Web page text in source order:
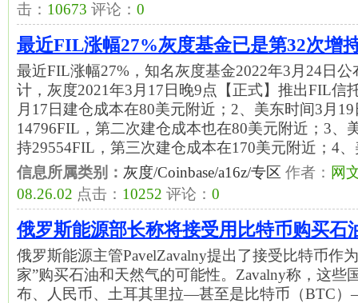
击： 10673 评论： 0
最近FIL涨幅27%灰度基金已是第32次增
最近FIL涨幅27%，知名灰度基金2022年3月24日
计，灰度2021年3月17日晚9点【正式】推出FIL信
月17日建仓成本在80美元附近；2、美东时间3月
14796FIL，第二次建仓成本也在80美元附近；3、
持29554FIL，第三次建仓成本在170美元附近；4
信息所属类别： 灰度/Coinbase/a16z/专区 作者： 网
08.26.02 点击： 10252 评论： 0
俄罗斯能源部长称将接受用比特币购买石
俄罗斯能源主管PavelZavalny提出了接受比特币作
家”购买石油和天然气的可能性。Zavalny称，这些
布、人民币、土耳其里拉—甚至是比特币（BTC